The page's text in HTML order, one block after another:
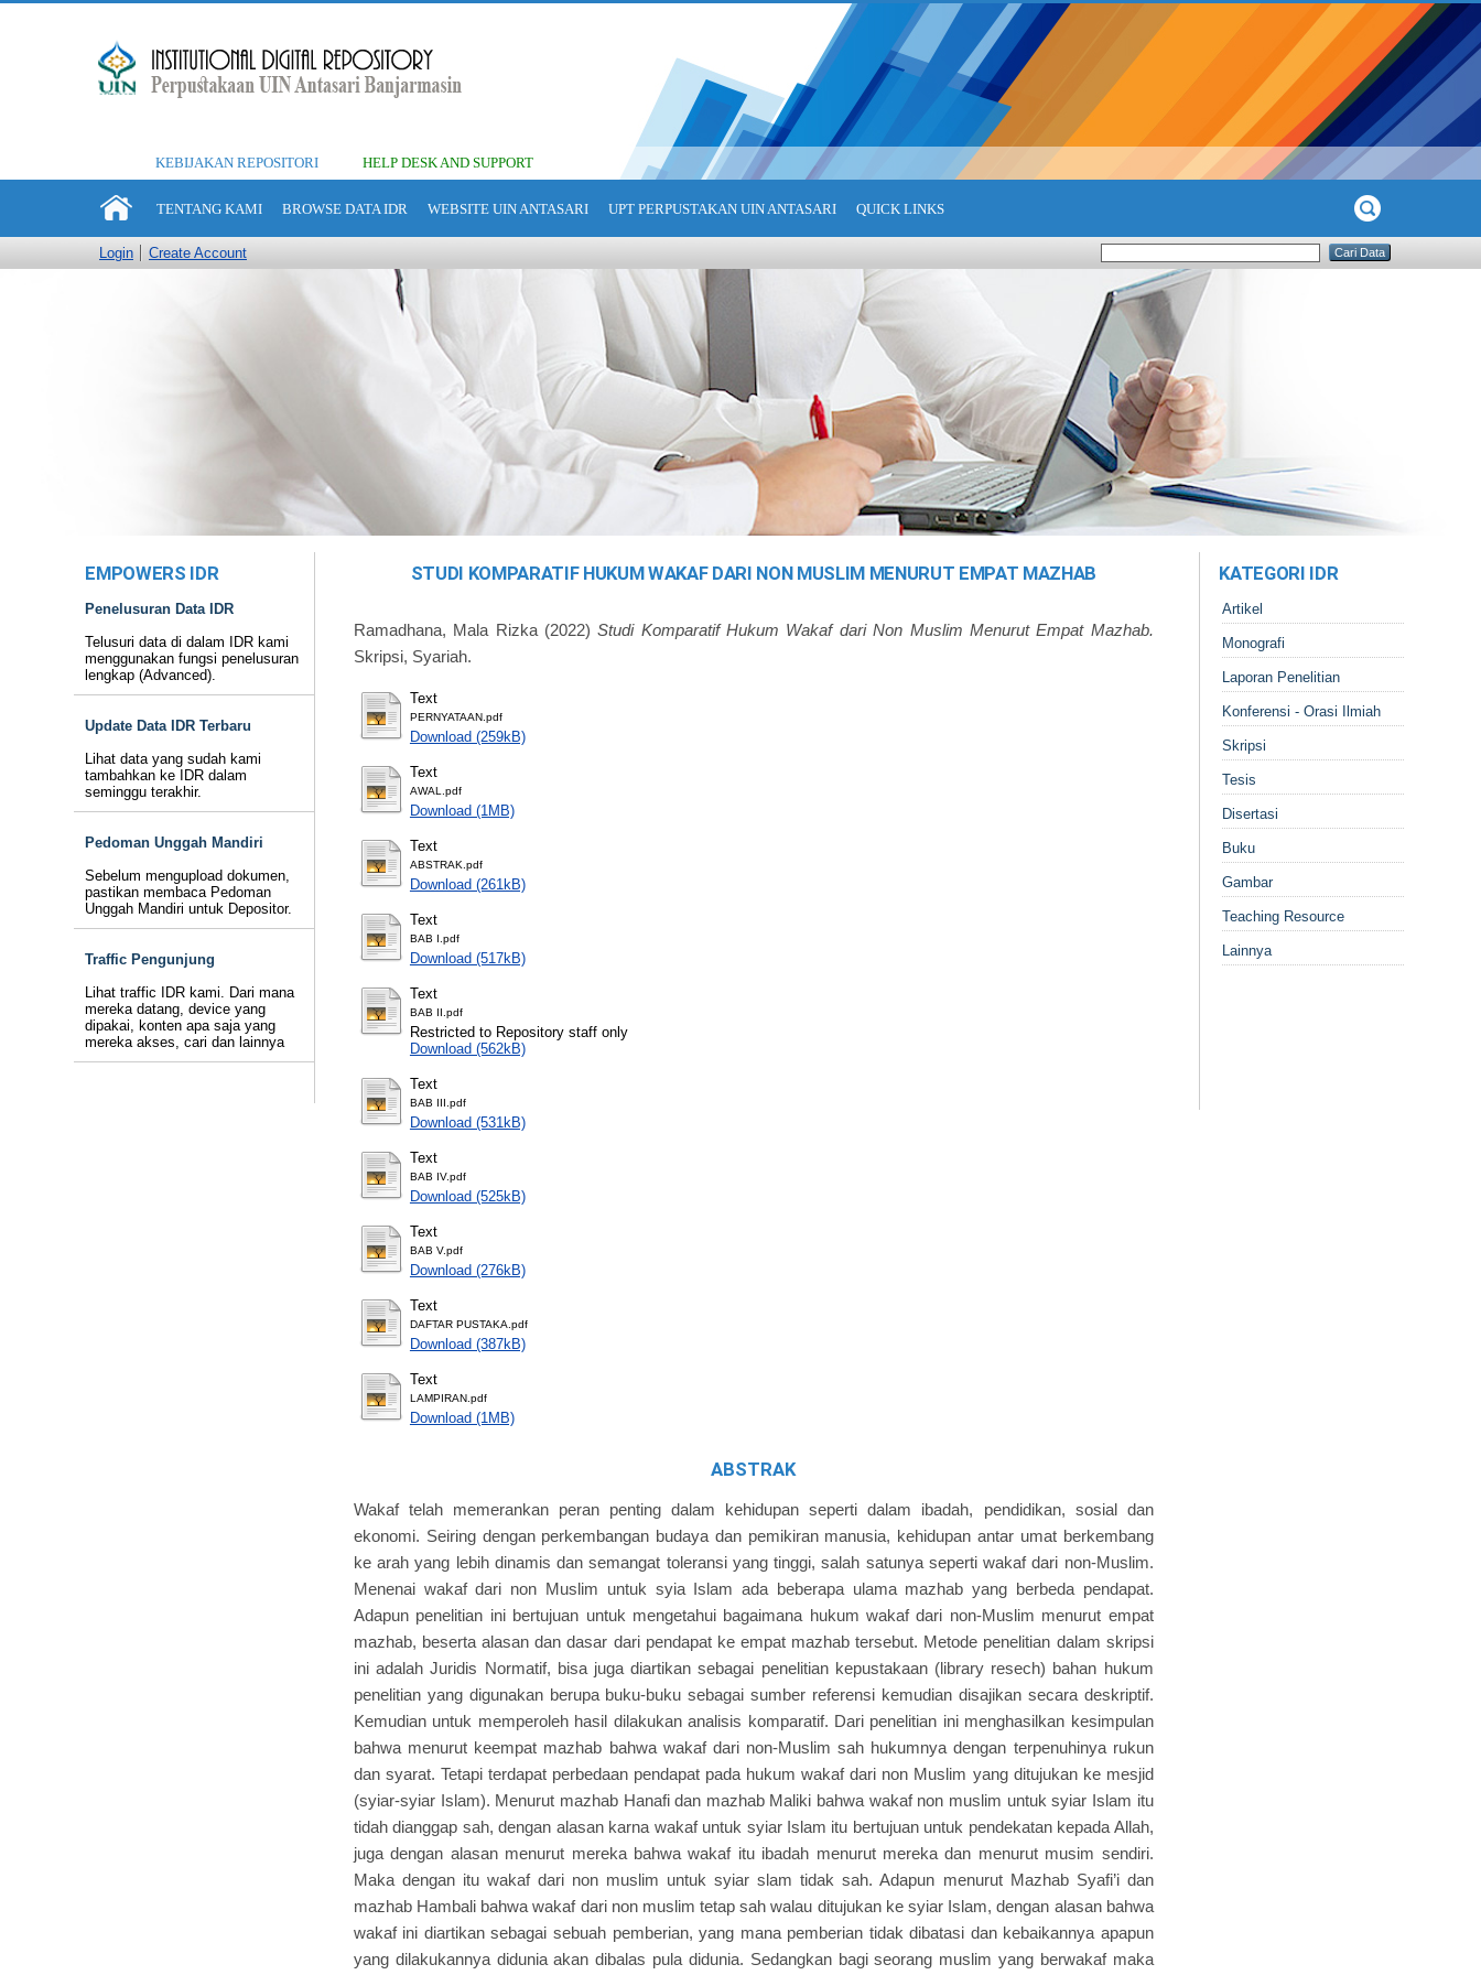
KEBIJAKAN REPOSITORI HELP DESK AND SUPPORT
TENTANG KAMI BROWSE DATA IDR WEBSITE UIN ANTASARI UPT PERPUSTAKAN UIN ANTASARI QUICK LINKS
Login Create Account
EMPOWERS IDR
Penelusuran Data IDR
Telusuri data di dalam IDR kami
menggunakan fungsi penelusuran
lengkap (Advanced).
Update Data IDR Terbaru
Lihat data yang sudah kami
tambahkan ke IDR dalam
seminggu terakhir.
Pedoman Unggah Mandiri
Sebelum mengupload dokumen,
pastikan membaca Pedoman
Unggah Mandiri untuk Depositor.
Traffic Pengunjung
Lihat traffic IDR kami. Dari mana
mereka datang, device yang
dipakai, konten apa saja yang
mereka akses, cari dan lainnya
STUDI KOMPARATIF HUKUM WAKAF DARI NON MUSLIM MENURUT EMPAT MAZHAB
Ramadhana, Mala Rizka(2022)Studi Komparatif Hukum Wakaf dari Non Muslim Menurut Empat Mazhab.
Skripsi, Syariah.
Text
PERNYATAAN.pdf
Download (259kB)
Text
AWAL.pdf
Download (1MB)
Text
ABSTRAK.pdf
Download (261kB)
Text
BAB I.pdf
Download (517kB)
Text
BAB II.pdf
Restricted to Repository staff only
Download (562kB)
Text
BAB III.pdf
Download (531kB)
Text
BAB IV.pdf
Download (525kB)
Text
BAB V.pdf
Download (276kB)
Text
DAFTAR PUSTAKA.pdf
Download (387kB)
Text
LAMPIRAN.pdf
Download (1MB)
ABSTRAK
Wakaf telah memerankan peran penting dalam kehidupan seperti dalam ibadah, pendidikan, sosial dan
ekonomi. Seiring dengan perkembangan budaya dan pemikiran manusia, kehidupan antar umat berkembang
ke arah yang lebih dinamis dan semangat toleransi yang tinggi, salah satunya seperti wakaf dari non-Muslim.
Menenai wakaf dari non Muslim untuk syia Islam ada beberapa ulama mazhab yang berbeda pendapat.
Adapun penelitian ini bertujuan untuk mengetahui bagaimana hukum wakaf dari non-Muslim menurut empat
mazhab, beserta alasan dan dasar dari pendapat ke empat mazhab tersebut. Metode penelitian dalam skripsi
ini adalah Juridis Normatif, bisa juga diartikan sebagai penelitian kepustakaan (library resech) bahan hukum
penelitian yang digunakan berupa buku-buku sebagai sumber referensi kemudian disajikan secara deskriptif.
Kemudian untuk memperoleh hasil dilakukan analisis komparatif. Dari penelitian ini menghasilkan kesimpulan
bahwa menurut keempat mazhab bahwa wakaf dari non-Muslim sah hukumnya dengan terpenuhinya rukun
dan syarat. Tetapi terdapat perbedaan pendapat pada hukum wakaf dari non Muslim yang ditujukan ke mesjid
(syiar-syiar Islam). Menurut mazhab Hanafi dan mazhab Maliki bahwa wakaf non muslim untuk syiar Islam itu
tidah dianggap sah, dengan alasan karna wakaf untuk syiar Islam itu bertujuan untuk pendekatan kepada Allah,
juga dengan alasan menurut mereka bahwa wakaf itu ibadah menurut mereka dan menurut musim sendiri.
Maka dengan itu wakaf dari non muslim untuk syiar slam tidak sah. Adapun menurut Mazhab Syafi’i dan
mazhab Hambali bahwa wakaf dari non muslim tetap sah walau ditujukan ke syiar Islam, dengan alasan bahwa
wakaf ini diartikan sebagai sebuah pemberian, yang mana pemberian tidak dibatasi dan kebaikannya apapun
yang dilakukannya didunia akan dibalas pula didunia. Sedangkan bagi seorang muslim yang berwakaf maka
KATEGORI IDR
Artikel
Monografi
Laporan Penelitian
Konferensi - Orasi Ilmiah
Skripsi
Tesis
Disertasi
Buku
Gambar
Teaching Resource
Lainnya